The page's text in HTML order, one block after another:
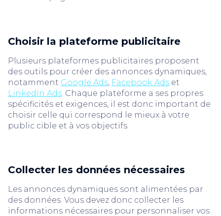
Choisir la plateforme publicitaire
Plusieurs plateformes publicitaires proposent
des outils pour créer des annonces dynamiques,
notamment Google Ads, Facebook Ads et
LinkedIn Ads. Chaque plateforme a ses propres
spécificités et exigences, il est donc important de
choisir celle qui correspond le mieux à votre
public cible et à vos objectifs.
Collecter les données nécessaires
Les annonces dynamiques sont alimentées par
des données. Vous devez donc collecter les
informations nécessaires pour personnaliser vos